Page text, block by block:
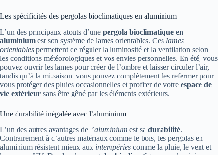
Les spécificités des pergolas bioclimatiques en aluminium
L’un des principaux atouts d’une pergola bioclimatique en
aluminium est son système de lames orientables. Ces lames
orientables permettent de réguler la luminosité et la ventilation selon
les conditions météorologiques et vos envies personnelles. En été, vous
pouvez ouvrir les lames pour créer de l’ombre et laisser circuler l’air,
tandis qu’à la mi-saison, vous pouvez complètement les refermer pour
vous protéger des pluies occasionnelles et profiter de votre espace de
vie extérieur sans être gêné par les éléments extérieurs.
Une durabilité inégalée avec l’aluminium
L’un des autres avantages de l’aluminium est sa durabilité.
Contrairement à d’autres matériaux comme le bois, les pergolas en
aluminium résistent mieux aux intempéries comme la pluie, le vent et